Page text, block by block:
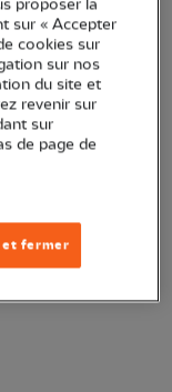
proposer la
sur « Accepter
cookies sur
sur nos
du site et
revenir sur
sur
de page de
et fermer